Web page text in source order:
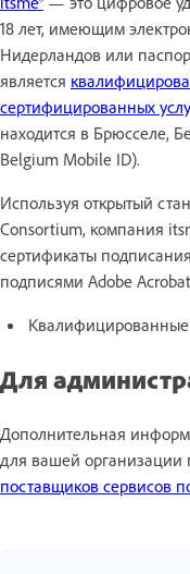
18 лет, имеющим
Нидерландов или
является
сертифицированных
находится в Брюсселе,
Belgium Mobile ID).
Используя открытый
Consortium, компания
сертификаты
подписями Adobe
Квалифицированные
Для
Дополнительная
для вашей организации
поставщиков сервисов